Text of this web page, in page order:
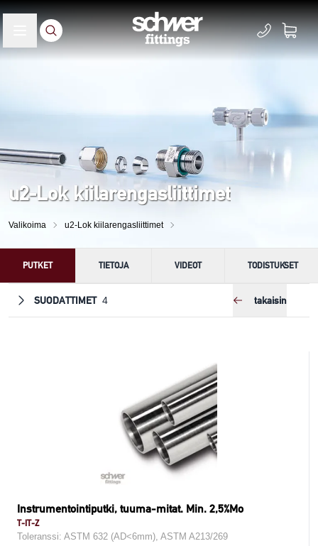
u2-Lok kiilarengasliittimet
Valikoima u2-Lok kiilarengasliittimet
PUTKET TIETOJA VIDEOT TODISTUKSET
SUODATTIMET 4 takaisin
Instrumentointiputki, tuuma-mitat. Min. 2,5%Mo
T-IT-Z
Toleranssi: ASTM 632 (AD<6mm), ASTM A213/269